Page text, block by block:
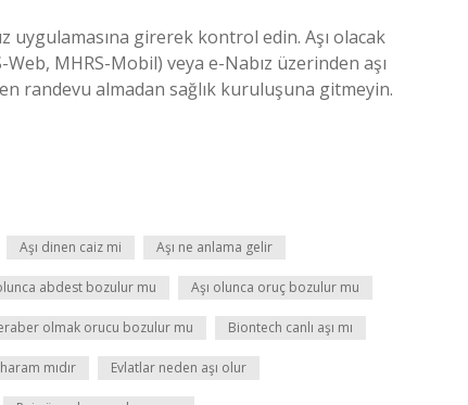
uygulamasına girerek kontrol edin. Aşı olacak
MHRS-Mobil) veya e-Nabız üzerinden aşı
randevu almadan sağlık kuruluşuna gitmeyin.
Aşı dinen caiz mi Aşı ne anlama gelir
abdest bozulur mu Aşı olunca oruç bozulur mu
olmak orucu bozulur mu Biontech canlı aşı mı
mıdır Evlatlar neden aşı olur